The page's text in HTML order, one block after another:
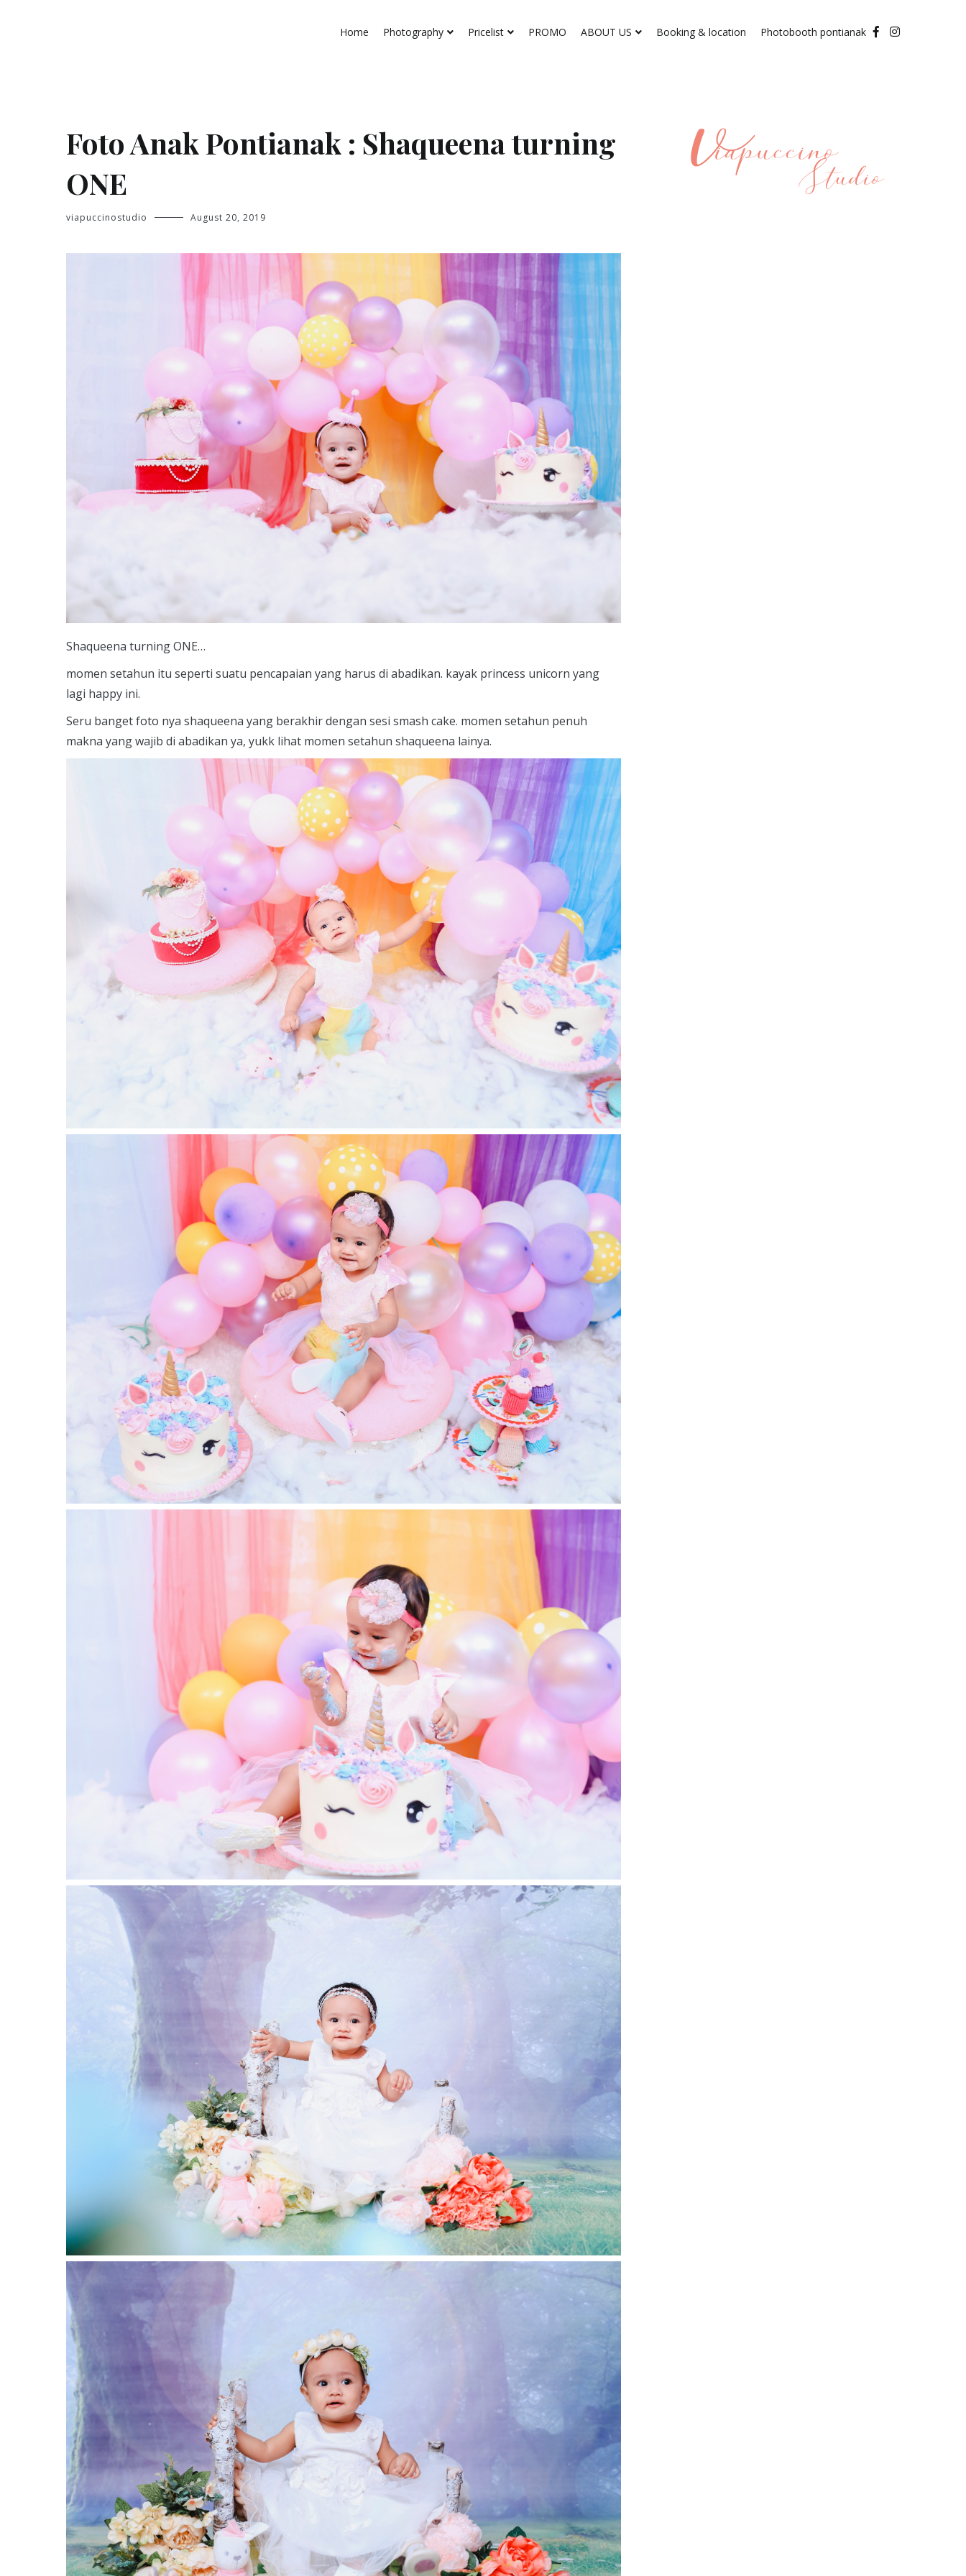
Home Photography Pricelist PROMO ABOUT US Booking & location Photobooth pontianak
Foto Anak Pontianak : Shaqueena turning
ONE
viapuccinostudio August 20, 2019
Shaqueena turning ONE…
momen setahun itu seperti suatu pencapaian yang harus di abadikan. kayak princess unicorn yang
lagi happy ini.
Seru banget foto nya shaqueena yang berakhir dengan sesi smash cake. momen setahun penuh
makna yang wajib di abadikan ya, yukk lihat momen setahun shaqueena lainya.